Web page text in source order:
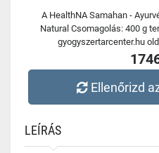
A HealthNA Samahan -
Natural Csomagolás: 400 g
gyogyszertarcenter.hu
Ellenőrizd
LEÍRÁS